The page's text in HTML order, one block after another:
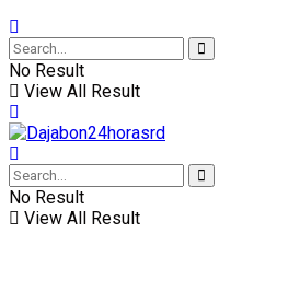
No Result
View All Result
No Result
View All Result